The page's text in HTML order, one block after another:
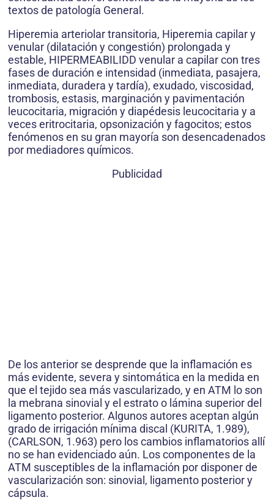
textos de patología General.
Hiperemia arteriolar transitoria, Hiperemia capilar y
venular (dilatación y congestión) prolongada y
estable, HIPERMEABILIDD venular a capilar con tres
fases de duración e intensidad (inmediata, pasajera,
inmediata, duradera y tardía), exudado, viscosidad,
trombosis, estasis, marginación y pavimentación
leucocitaria, migración y diapédesis leucocitaria y a
veces eritrocitaria, opsonización y fagocitos; estos
fenómenos en su gran mayoría son desencadenados
por mediadores químicos.
Publicidad
De los anterior se desprende que la inflamación es
más evidente, severa y sintomática en la medida en
que el tejido sea más vascularizado, y en ATM lo son
la mebrana sinovial y el estrato o lámina superior del
ligamento posterior. Algunos autores aceptan algún
grado de irrigación mínima discal (KURITA, 1.989),
(CARLSON, 1.963) pero los cambios inflamatorios allí
no se han evidenciado aún. Los componentes de la
ATM susceptibles de la inflamación por disponer de
vascularización son: sinovial, ligamento posterior y
cápsula.